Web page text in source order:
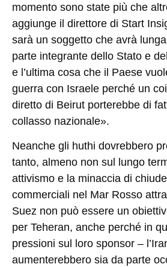
momento sono state più che
aggiunge il direttore di Start
sarà un soggetto che avrà
parte integrante dello Stato e
e l’ultima cosa che il Paese
guerra con Israele perché un
diretto di Beirut porterebbe di
collasso nazionale».
Neanche gli huthi dovrebbero
tanto, almeno non sul lungo
attivismo e la minaccia di
commerciali nel Mar Rosso
Suez non può essere un
per Teheran, anche perché in
pressioni sul loro sponsor –
aumenterebbero sia da parte